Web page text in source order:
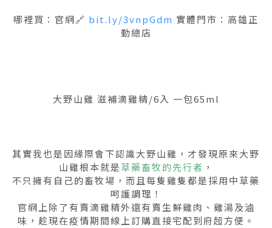
哪裡買：官網🔗 bit.ly/3vnpGdm 實體門市：高雄正
勤總店
大野山雞 滋補滴雞精/6入 一包65ml
其實我也是因緣際會下認識大野山雞，才發現原來大野
山雞根本就是草藥畜牧的先行者 ，
不只擁有自己的畜牧場，而且每隻雞隻都是採用中草藥
呵護調理！
官網上除了有賣滴雞精外還有賣生鮮雞肉、雞湯及滷
味，趁現在疫情期間線上訂購直接宅配到府超方便。